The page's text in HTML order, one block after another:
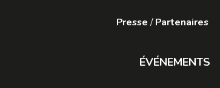
Presse/Partenaires
ÉVÉNEMENTS